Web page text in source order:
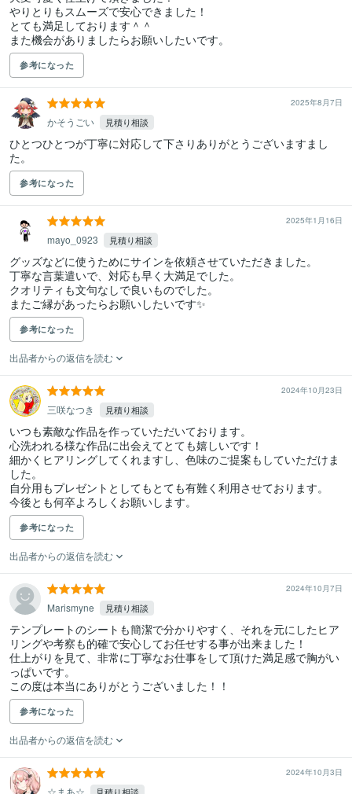
やりとりもスムーズで安心できました！
とても満足しております＾＾
また機会がありましたらお願いしたいです。
参考になった
2025年8月7日
かそうごい 見積り相談
ひとつひとつが丁寧に対応して下さりありがとうございますまし
た。
参考になった
2025年1月16日
mayo_0923 見積り相談
グッズなどに使うためにサインを依頼させていただきました。
丁寧な言葉遣いで、対応も早く大満足でした。
クオリティも文句なしで良いものでした。
またご縁があったらお願いしたいです✨
参考になった
出品者からの返信を読む
2024年10月23日
三咲なつき 見積り相談
いつも素敵な作品を作っていただいております。
心洗われる様な作品に出会えてとても嬉しいです！
細かくヒアリングしてくれますし、色味のご提案もしていただけま
した。
自分用もプレゼントとしてもとても有難く利用させております。
今後とも何卒よろしくお願いします。
参考になった
出品者からの返信を読む
2024年10月7日
Marismyne 見積り相談
テンプレートのシートも簡潔で分かりやすく、それを元にしたヒア
リングや考察も的確で安心してお任せする事が出来ました！
仕上がりを見て、非常に丁寧なお仕事をして頂けた満足感で胸がい
っぱいです。
この度は本当にありがとうございました！！
参考になった
出品者からの返信を読む
2024年10月3日
☆まあ☆